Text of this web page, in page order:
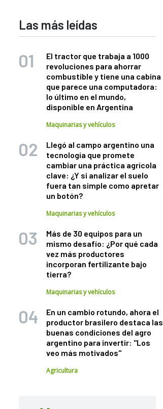
Las más leídas
El tractor que trabaja a 1000
revoluciones para ahorrar
combustible y tiene una cabina
que parece una computadora:
lo último en el mundo,
disponible en Argentina
Maquinarias y vehículos
Llegó al campo argentino una
tecnología que promete
cambiar una práctica agrícola
clave: ¿Y si analizar el suelo
fuera tan simple como apretar
un botón?
Maquinarias y vehículos
Más de 30 equipos para un
mismo desafío: ¿Por qué cada
vez más productores
incorporan fertilizante bajo
tierra?
Maquinarias y vehículos
En un cambio rotundo, ahora el
productor brasilero destaca las
buenas condiciones del agro
argentino para invertir: "Los
veo más motivados"
Agricultura